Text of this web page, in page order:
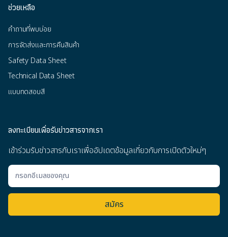
ช่วยเหลือ
คำถามที่พบบ่อย
การจัดส่งและการคืนสินค้า
Safety Data Sheet
Technical Data Sheet
แบบทดสอบสี
ลงทะเบียนเพื่อรับข่าวสารจากเรา
เข้าร่วมรับข่าวสารกับเราเพื่ออัปเดตข้อมูลเกี่ยวกับการเปิดตัวใหม่ๆ